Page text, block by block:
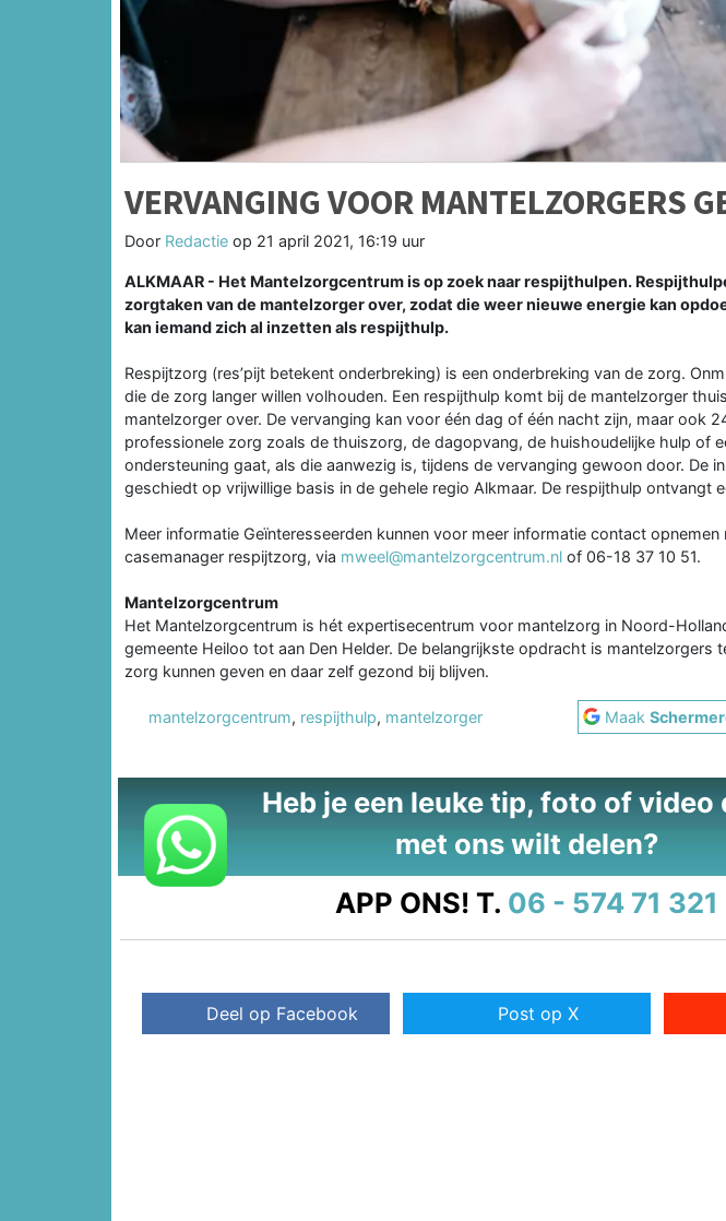
VERVANGING VOOR MANTELZORGERS
Door Redactie op 21 april 2021, 16:19 uur
ALKMAAR - Het Mantelzorgcentrum is op zoek naar respijthulpen.
zorgtaken van de mantelzorger over, zodat die weer nieuwe energie kan
kan iemand zich al inzetten als respijthulp.
Respijtzorg (res’pijt betekent onderbreking) is een onderbreking van de zorg.
die de zorg langer willen volhouden. Een respijthulp komt bij de mantelzorger
mantelzorger over. De vervanging kan voor één dag of één nacht zijn, maar ook
professionele zorg zoals de thuiszorg, de dagopvang, de huishoudelijke hulp of
ondersteuning gaat, als die aanwezig is, tijdens de vervanging gewoon door. De
geschiedt op vrijwillige basis in de gehele regio Alkmaar. De respijthulp ontvangt
Meer informatie Geïnteresseerden kunnen voor meer informatie contact opnemen
casemanager respijtzorg, via mweel@mantelzorgcentrum.nl of 06-18 37 10 51.
Mantelzorgcentrum
Het Mantelzorgcentrum is hét expertisecentrum voor mantelzorg in Noord-
gemeente Heiloo tot aan Den Helder. De belangrijkste opdracht is mantelzorgers
zorg kunnen geven en daar zelf gezond bij blijven.
mantelzorgcentrum, respijthulp, mantelzorger Maak
Heb je een leuke tip, foto of video
met ons wilt delen?
APP ONS! T. 06 - 574 71 321
Deel op Facebook Post op X